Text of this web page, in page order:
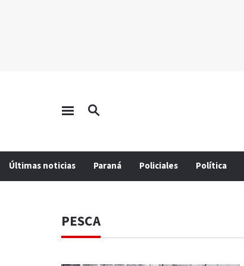
Últimas noticias Paraná Policiales Política
PESCA